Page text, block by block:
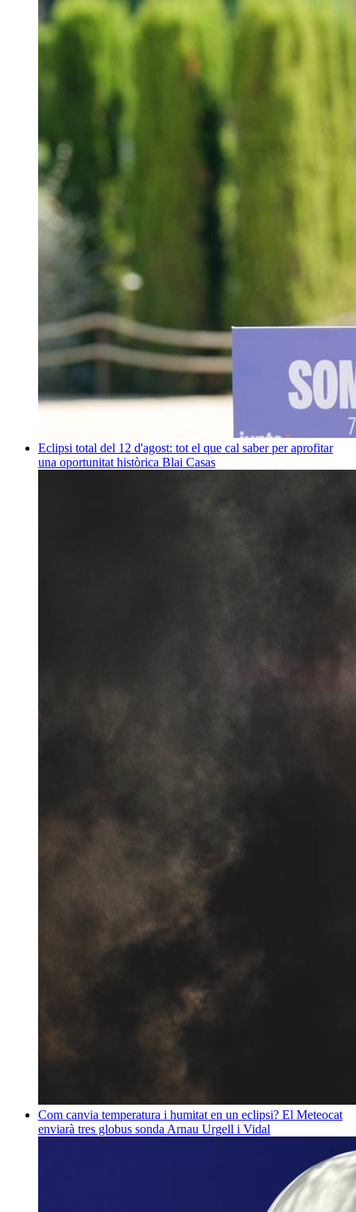
Eclipsi total del 12 d'agost: tot el que cal saber per aprofitar
una oportunitat històrica Blai Casas
Com canvia temperatura i humitat en un eclipsi? El Meteocat
enviarà tres globus sonda Arnau Urgell i Vidal